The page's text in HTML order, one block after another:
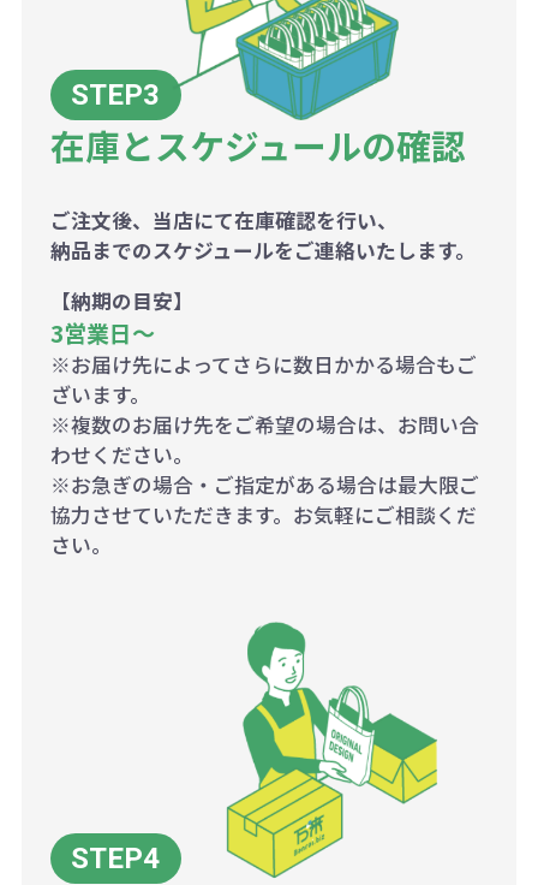
在庫とスケジュールの確認
ご注文後、当店にて在庫確認を行い、
納品までのスケジュールをご連絡いたします。
【納期の目安】
3営業日〜
※お届け先によってさらに数日かかる場合もご
ざいます。
※複数のお届け先をご希望の場合は、お問い合
わせください。
※お急ぎの場合・ご指定がある場合は最大限ご
協力させていただきます。お気軽にご相談くだ
さい。